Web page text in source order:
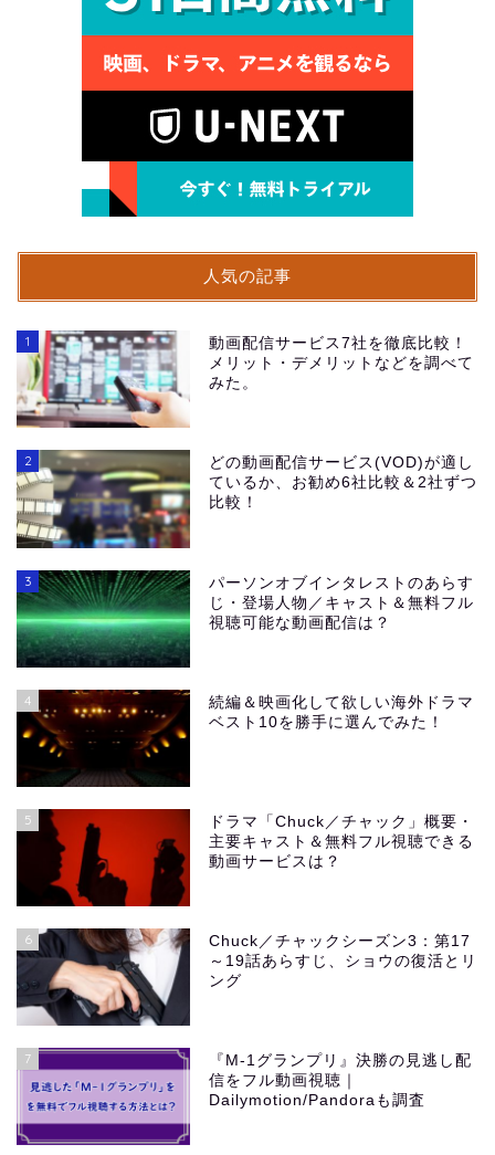
人気の記事
1
動画配信サービス7社を徹底比較！
メリット・デメリットなどを調べて
みた。
2
どの動画配信サービス(VOD)が適し
ているか、お勧め6社比較＆2社ずつ
比較！
3
パーソンオブインタレストのあらす
じ・登場人物／キャスト＆無料フル
視聴可能な動画配信は？
4
続編＆映画化して欲しい海外ドラマ
ベスト10を勝手に選んでみた！
5
ドラマ「Chuck／チャック」概要・
主要キャスト＆無料フル視聴できる
動画サービスは？
6
Chuck／チャックシーズン3：第17
～19話あらすじ、ショウの復活とリ
ング
7
『M-1グランプリ』決勝の見逃し配
信をフル動画視聴｜
Dailymotion/Pandoraも調査